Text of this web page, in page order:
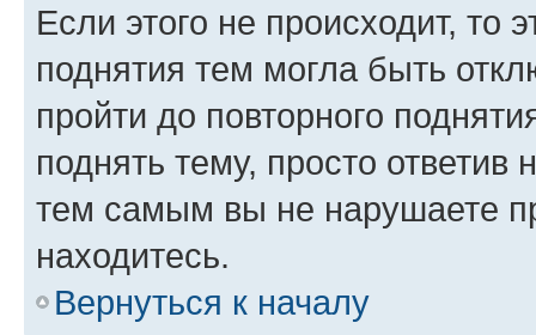
Если этого не происходит, то
поднятия тем могла быть
пройти до повторного
поднять тему, просто ответив
тем самым вы не нарушаете
находитесь.
Вернуться к началу